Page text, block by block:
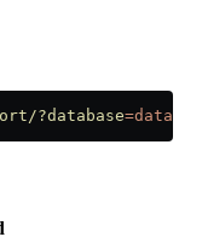
?database